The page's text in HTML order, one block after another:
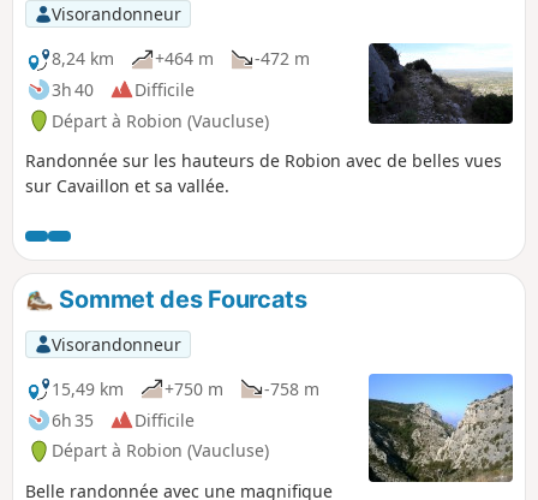
Visorandonneur
8,24 km
+464 m
-472 m
3h 40
Difficile
Départ à Robion (Vaucluse)
Randonnée sur les hauteurs de Robion avec de belles vues
sur Cavaillon et sa vallée.
Sommet des Fourcats
Visorandonneur
15,49 km
+750 m
-758 m
6h 35
Difficile
Départ à Robion (Vaucluse)
Belle randonnée avec une magnifique